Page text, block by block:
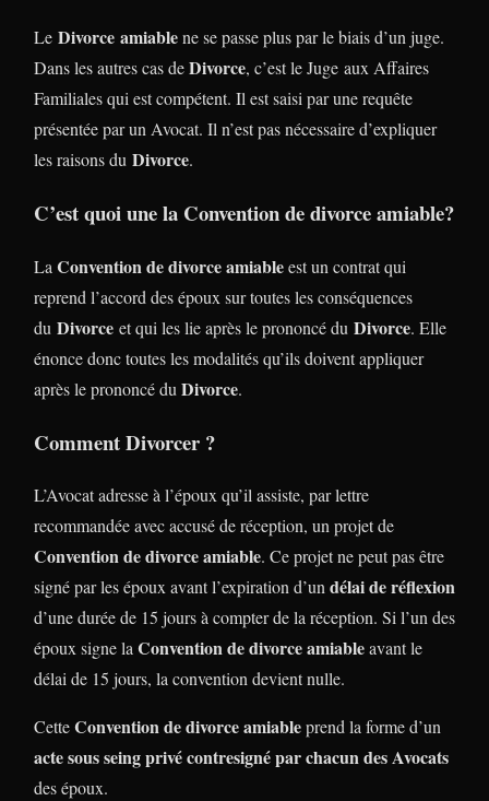
Le Divorce amiablene se passe plus par le biais d’un juge.
Dans les autres cas deDivorce, c’est le Juge aux Affaires
Familiales qui est compétent. Il est saisi par une requête
présentée par un Avocat. Il n’est pas nécessaire d’expliquer
les raisons du Divorce.
C’est quoi une la Convention de divorce amiable?
La Convention de divorce amiableest un contrat qui
reprend l’accord des époux sur toutes les conséquences
du Divorce et qui les lie après le prononcé du Divorce. Elle
énonce donc toutes les modalités qu’ils doivent appliquer
après le prononcé du Divorce.
Comment Divorcer ?
L’Avocat adresse à l’époux qu’il assiste, par lettre
recommandée avec accusé de réception, un projet de
Convention de divorce amiable. Ce projet ne peut pas être
signé par les époux avant l’expiration d’undélai de réflexion
d’une durée de 15 jours à compter de la réception. Si l’un des
époux signe laConvention de divorce amiableavant le
délai de 15 jours, la convention devient nulle.
CetteConvention de divorce amiableprend la forme d’un
acte sous seing privé contresigné par chacun des Avocats
des époux.